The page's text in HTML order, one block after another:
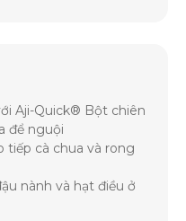
Aji-Quick® Bột chiên
để nguội
tiếp cà chua và rong
nành và hạt điều ở